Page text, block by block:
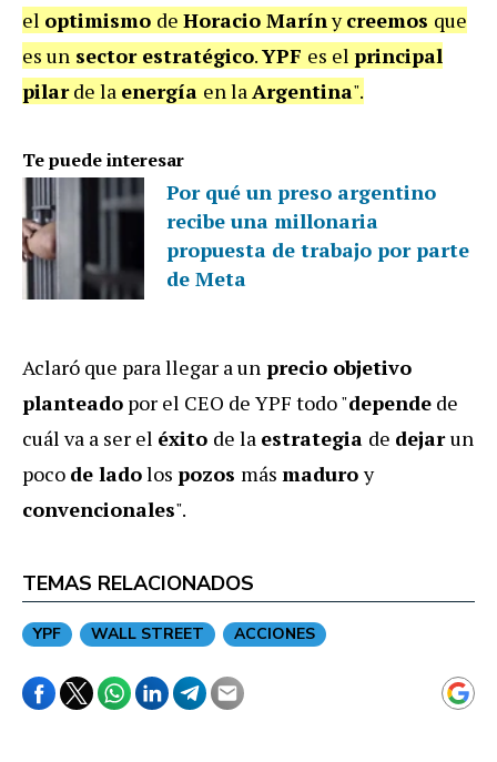
el optimismo de Horacio Marínycreemos que
es un sector estratégico.YPF es el principal
pilarde la energía en laArgentina".
Te puede interesar
Por qué un preso argentino
recibe una millonaria
propuesta de trabajo por parte
de Meta
Aclaró que para llegar a un precio objetivo
planteado por el CEO de YPF todo "depende de
cuál va a ser el éxito de la estrategia de dejarun
poco de ladolos pozos más maduroy
convencionales".
TEMAS RELACIONADOS
YPF WALL STREET ACCIONES